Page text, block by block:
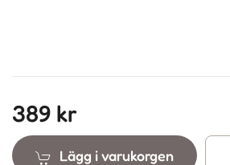
389 kr
Lägg i varukorgen